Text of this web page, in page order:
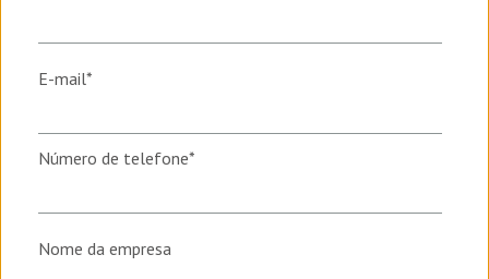
E-mail*
Número de telefone*
Nome da empresa